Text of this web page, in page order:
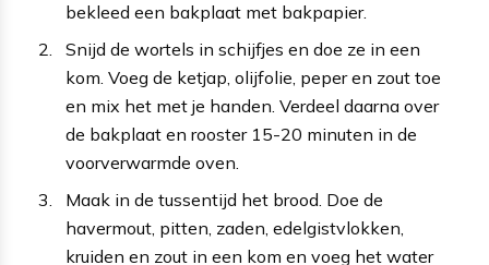
bekleed een bakplaat met bakpapier.
Snijd de wortels in schijfjes en doe ze in een
kom. Voeg de ketjap, olijfolie, peper en zout toe
en mix het met je handen. Verdeel daarna over
de bakplaat en rooster 15-20 minuten in de
voorverwarmde oven.
Maak in de tussentijd het brood. Doe de
havermout, pitten, zaden, edelgistvlokken,
kruiden en zout in een kom en voeg het water